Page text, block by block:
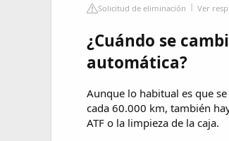
Solicitud de eliminación Ver
¿Cuándo se
automática?
Aunque lo habitual es que
cada 60.000 km, también
ATF o la limpieza de la caja.